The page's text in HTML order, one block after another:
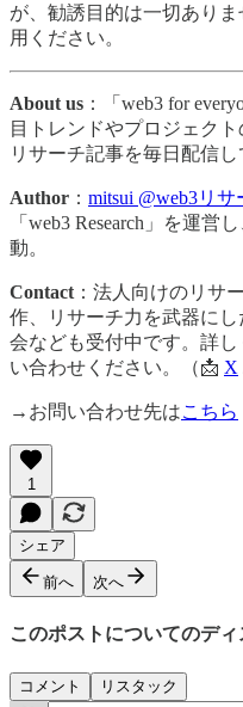
が、勧誘目的は一切あり
用ください。
About us ：「web3 for
目トレンドやプロジェク
リサーチ記事を毎日配信し
Author ： mitsui @web3リ
「web3 Research」を運営
動。
Contact ：法人向けのリサ
作、リサーチ力を武器に
会なども受付中です。詳
い合わせください。（📩 X
→お問い合わせ先はこちら
1
シェア
前へ 次へ
このポストについてのデ
コメント リスタック